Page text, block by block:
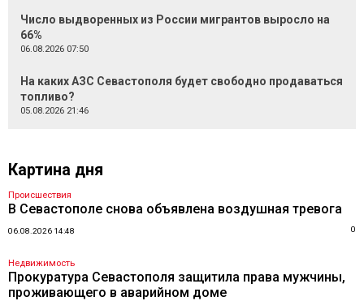
Число выдворенных из России мигрантов выросло на
66%
06.08.2026 07:50
На каких АЗС Севастополя будет свободно продаваться
топливо?
05.08.2026 21:46
Картина дня
Происшествия
В Севастополе снова объявлена воздушная тревога
06.08.2026 14:48 0
Недвижимость
Прокуратура Севастополя защитила права мужчины,
проживающего в аварийном доме